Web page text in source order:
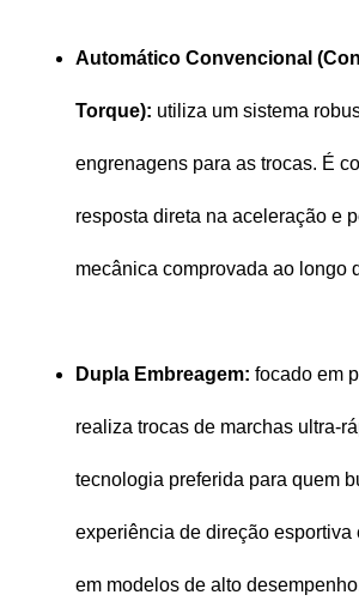
Automático Convencional
Torque): utiliza um sistema
engrenagens para as trocas. É
resposta direta na aceleração e
mecânica comprovada ao longo
Dupla Embreagem: focado em
realiza trocas de marchas ultra-
tecnologia preferida para quem
experiência de direção esportiva
em modelos de alto